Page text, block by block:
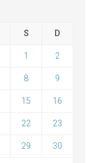
S D
1 2
8 9
15 16
22 23
29 30